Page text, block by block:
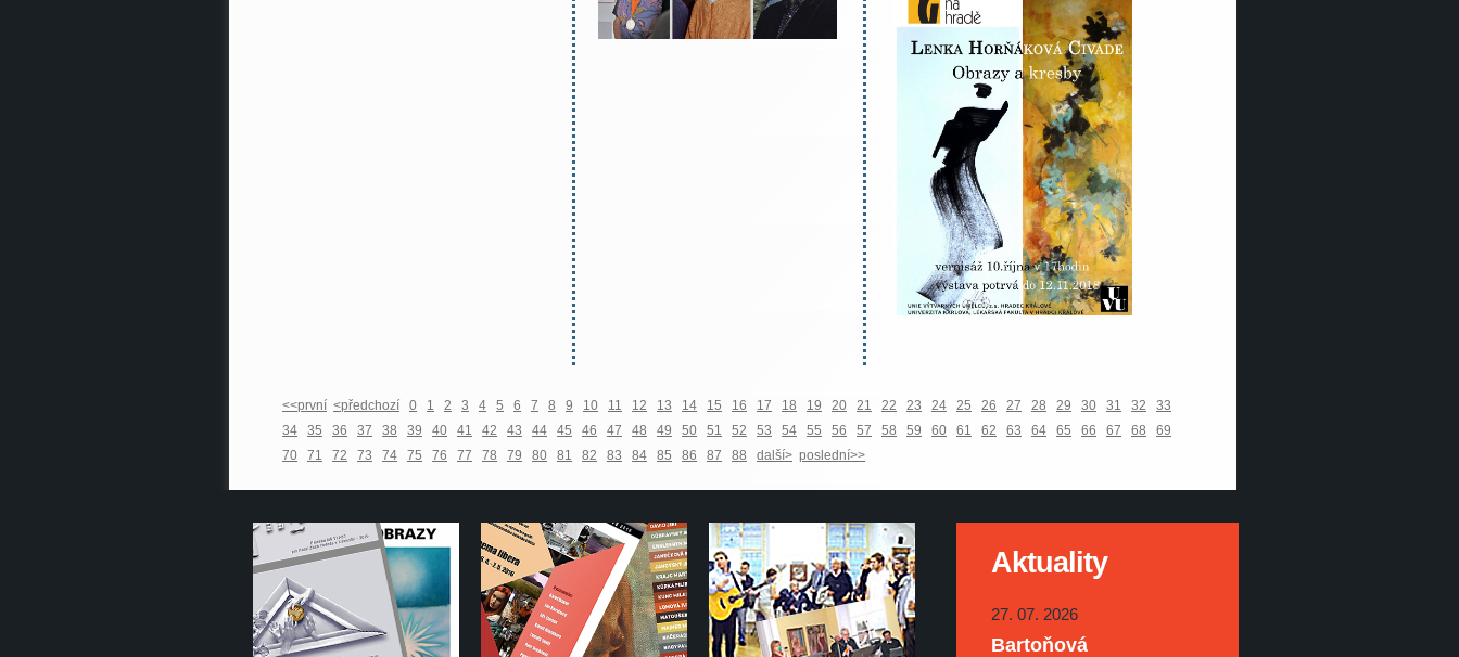
<<první <předchozí 0 1 2 3 4 5 6 7 8 9 10 11 12 13 14 15 16 17 18 19 20 21 22 23 24 25 26 27 28 29 30 31 32
33
34
35 36 37 38 39 40 41 42 43 44 45 46 47 48 49 50 51 52 53 54 55 56 57 58 59 60 61 62 63 64 65 66 67 68
69
70
71 72 73 74 75 76 77 78 79 80 81 82 83 84 85 86 87 88 další> poslední>>
Aktuality
27. 07. 2026
Bartoňová